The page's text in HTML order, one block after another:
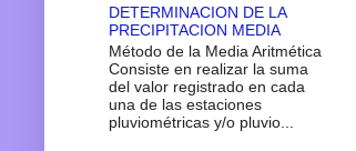
DETERMINACION DE LA
PRECIPITACION MEDIA
Método de la Media Aritmética
Consiste en realizar la suma
del valor registrado en cada
una de las estaciones
pluviométricas y/o pluvio...